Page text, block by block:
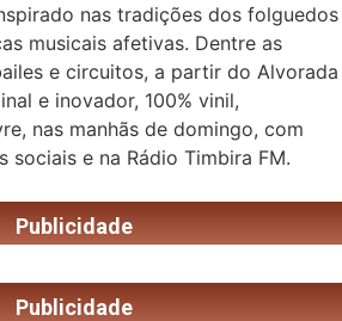
nas tradições dos folguedos
musicais afetivas. Dentre as
e circuitos, a partir do Alvorada
e inovador, 100% vinil,
nas manhãs de domingo, com
sociais e na Rádio Timbira FM.
Publicidade
Publicidade